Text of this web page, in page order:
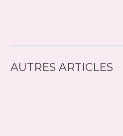
AUTRES ARTICLES